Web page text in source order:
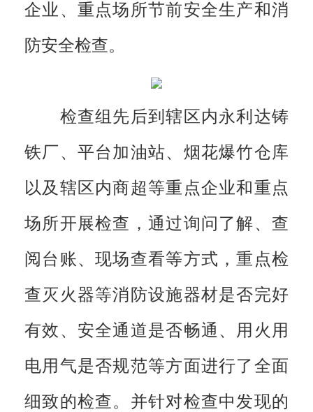
企业、重点场所节前安全生产和消
防安全检查。
检查组先后到辖区内永利达铸
铁厂、平台加油站、烟花爆竹仓库
以及辖区内商超等重点企业和重点
场所开展检查，通过询问了解、查
阅台账、现场查看等方式，重点检
查灭火器等消防设施器材是否完好
有效、安全通道是否畅通、用火用
电用气是否规范等方面进行了全面
细致的检查。并针对检查中发现的